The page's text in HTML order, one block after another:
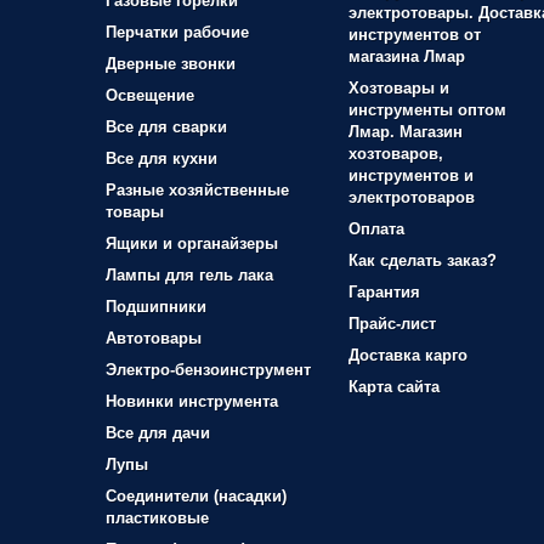
Перчатки рабочие
Дверные звонки
Освещение
Все для сварки
Все для кухни
Разные хозяйственные
товары
Ящики и органайзеры
Лампы для гель лака
Подшипники
Автотовары
Электро-бензоинструмент
Новинки инструмента
Все для дачи
Лупы
Соединители (насадки)
пластиковые
электротовары.
инструментов от
магазина Лмар
Хозтовары и
инструменты оптом
Лмар. Магазин
хозтоваров,
инструментов и
электротоваров
Оплата
Как сделать заказ?
Гарантия
Прайс-лист
Доставка карго
Карта сайта